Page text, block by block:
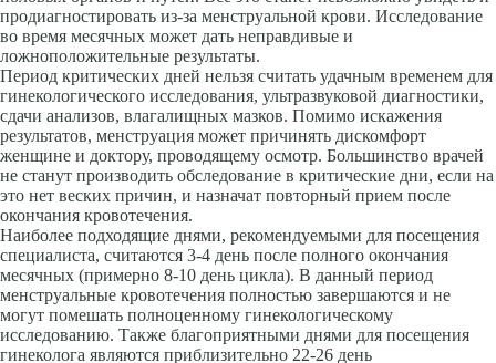
продиагностировать из-за менструальной крови. Исследование
во время месячных может дать неправдивые и
ложноположительные результаты.
Период критических дней нельзя считать удачным временем для
гинекологического исследования, ультразвуковой диагностики,
сдачи анализов, влагалищных мазков. Помимо искажения
результатов, менструация может причинять дискомфорт
женщине и доктору, проводящему осмотр. Большинство врачей
не станут производить обследование в критические дни, если на
это нет веских причин, и назначат повторный прием после
окончания кровотечения.
Наиболее подходящие днями, рекомендуемыми для посещения
специалиста, считаются 3-4 день после полного окончания
месячных (примерно 8-10 день цикла). В данный период
менструальные кровотечения полностью завершаются и не
могут помешать полноценному гинекологическому
исследованию. Также благоприятными днями для посещения
гинеколога являются приблизительно 22-26 день